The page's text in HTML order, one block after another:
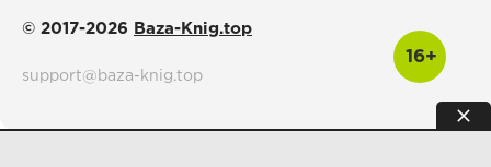
© 2017-2026 Baza-Knig.top
16+
support@baza-knig.top